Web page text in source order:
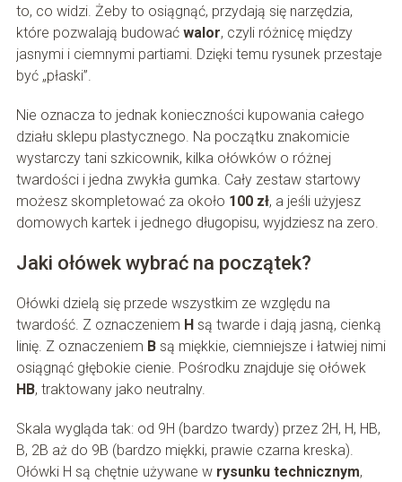
to, co widzi. Żeby to osiągnąć, przydają się narzędzia,
które pozwalają budować walor, czyli różnicę między
jasnymi i ciemnymi partiami. Dzięki temu rysunek przestaje
być „płaski”.
Nie oznacza to jednak konieczności kupowania całego
działu sklepu plastycznego. Na początku znakomicie
wystarczy tani szkicownik, kilka ołówków o różnej
twardości i jedna zwykła gumka. Cały zestaw startowy
możesz skompletować za około 100 zł, a jeśli użyjesz
domowych kartek i jednego długopisu, wyjdziesz na zero.
Jaki ołówek wybrać na początek?
Ołówki dzielą się przede wszystkim ze względu na
twardość. Z oznaczeniem Hsą twarde i dają jasną, cienką
linię. Z oznaczeniem Bsą miękkie, ciemniejsze i łatwiej nimi
osiągnąć głębokie cienie. Pośrodku znajduje się ołówek
HB, traktowany jako neutralny.
Skala wygląda tak: od 9H (bardzo twardy) przez 2H, H, HB,
B, 2B aż do 9B (bardzo miękki, prawie czarna kreska).
Ołówki H są chętnie używane w rysunku technicznym,